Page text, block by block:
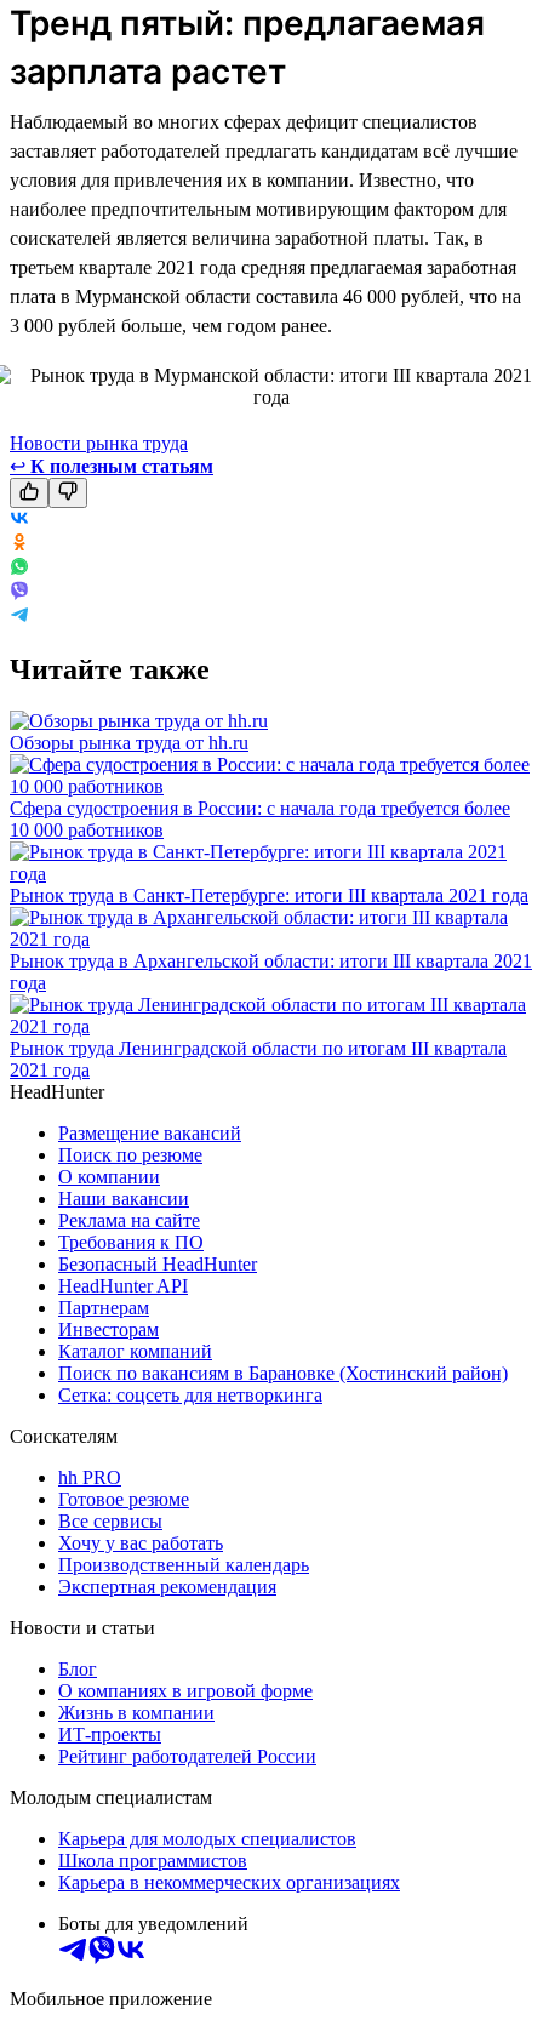
Тренд пятый: предлагаемая
зарплата растет
Наблюдаемый во многих сферах дефицит специалистов
заставляет работодателей предлагать кандидатам всё лучшие
условия для привлечения их в компании. Известно, что
наиболее предпочтительным мотивирующим фактором для
соискателей является величина заработной платы. Так, в
третьем квартале 2021 года средняя предлагаемая заработная
плата в Мурманской области составила 46 000 рублей, что на
3 000 рублей больше, чем годом ранее.
Новости рынка труда
↩ К полезным статьям
Читайте также
Обзоры рынка труда от hh.ru
Сфера судостроения в России: с начала года требуется более
10 000 работников
Рынок труда в Санкт-Петербурге: итоги III квартала 2021 года
Рынок труда в Архангельской области: итоги III квартала 2021
года
Рынок труда Ленинградской области по итогам III квартала
2021 года
HeadHunter
Размещение вакансий
Поиск по резюме
О компании
Наши вакансии
Реклама на сайте
Требования к ПО
Безопасный HeadHunter
HeadHunter API
Партнерам
Инвесторам
Каталог компаний
Поиск по вакансиям в Барановке (Хостинский район)
Сетка: соцсеть для нетворкинга
Соискателям
hh PRO
Готовое резюме
Все сервисы
Хочу у вас работать
Производственный календарь
Экспертная рекомендация
Новости и статьи
Блог
О компаниях в игровой форме
Жизнь в компании
ИТ-проекты
Рейтинг работодателей России
Молодым специалистам
Карьера для молодых специалистов
Школа программистов
Карьера в некоммерческих организациях
Боты для уведомлений
Мобильное приложение